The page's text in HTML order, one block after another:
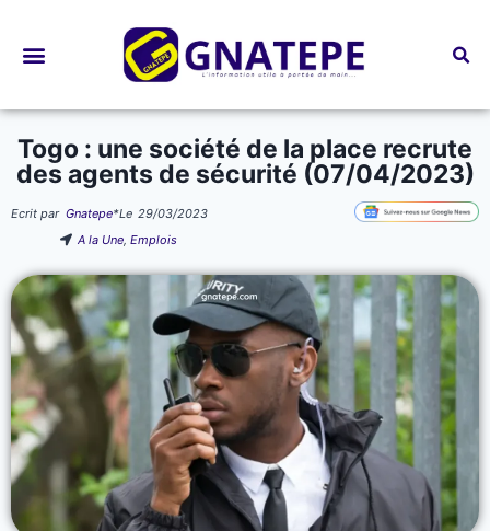
Togo : une société de la place recrute
des agents de sécurité (07/04/2023)
Ecrit par Gnatepe*Le 29/03/2023
A la Une,Emplois